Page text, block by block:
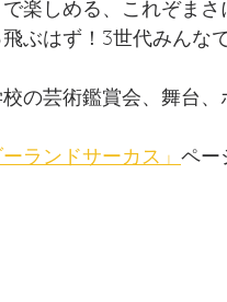
楽しめる、これぞま
ぶはず！3世代みんな
の芸術鑑賞会、舞台
ーランドサーカス」 ペー